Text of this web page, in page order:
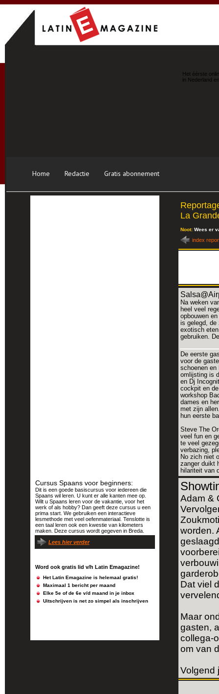
Het éérste
in Nederland
Home Redactie Gratis abonnement
Cursus Spaans voor beginners:
Dit is een goede basiscursus voor iedereen die
Spaans wil leren. U kunt er alle kanten mee op.
Wilt u Spaans leren voor de vakantie, voor het
werk of als hobby? Dan geeft deze cursus u een
prima start. We gebruiken een interactieve
lesmethode met veel oefenmateriaal. Tenslotte is
een taal leren ook een kwestie van kilometers
maken. Deze cursus wordt gegeven in Breda.
Lees hier verder
Word ook gratis lid v/h Latin Emagazine!
Het Latin Emagazine is helemaal gratis!
Maximaal 1 bericht per maand
Elke 5e of de 6e v/d maand in je inbox
Uitschrijven is net zo simpel als inschrijven
La
Noot: Wees er
index
Na weken
heel veel
opbouwen
is gelegd, de
exotisch
gebruiken.
De eerste
voor de
schoenen en
omlijsting is
en Dj
cockpit en
workshop
dames en
met zijn
hun eerste
Steve The
veel fun en
te veel
verbazing,
No zich niet
zanger duikt
hilariteit van
Adam &
worden.
Dat viel
Maar
gasten,
collega-
om van
Volgend